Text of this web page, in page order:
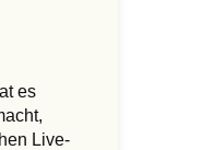
es
Live-